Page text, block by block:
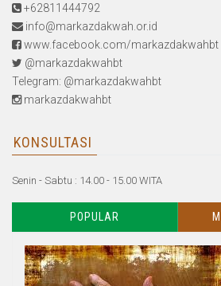
+62811444792
info@markazdakwah.or.id
www.facebook.com/markazdakwahbt
@markazdakwahbt
Telegram: @markazdakwahbt
markazdakwahbt
KONSULTASI
Senin - Sabtu : 14.00 - 15.00 WITA
POPULAR